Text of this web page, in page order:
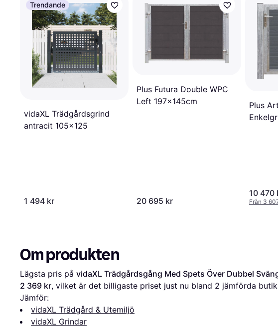
Trendande
vidaXL Trädgårdsgrind
antracit 105x125
1 494 kr
Plus Futura Double WPC
Left 197x145cm
20 695 kr
Plus
10 470
Från 3
Om produkten
Lägsta pris på vidaXL Trädgårdsgång Med Spets Över Dubbel
2 369 kr, vilket är det billigaste priset just nu bland 2 jämförda
Jämför:
vidaXL Trädgård & Utemiljö
vidaXL Grindar